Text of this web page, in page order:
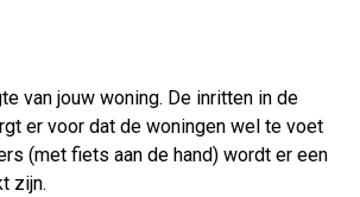
van jouw woning. De inritten in de
er voor dat de woningen wel te voet
(met fiets aan de hand) wordt er een
zijn.